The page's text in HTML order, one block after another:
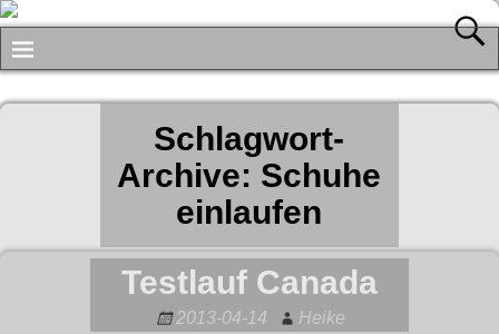
Schlagwort-
Archive: Schuhe
einlaufen
Testlauf Canada
2013-04-14 Heike